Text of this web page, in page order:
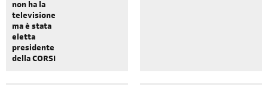
non ha la
televisione
ma è stata
eletta
presidente
della CORSI